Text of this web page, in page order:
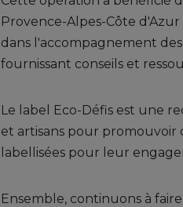
Provence-Alpes-Côte
dans l'accompagnement
fournissant conseils et
Le label Eco-Défis est une
et artisans pour promouvoir
labellisées pour leur
Ensemble, continuons à